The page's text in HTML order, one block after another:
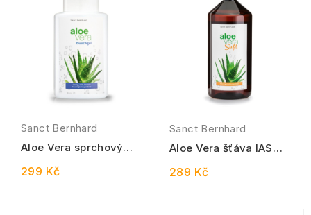
Sanct Bernhard
Aloe Vera sprchový
299 Kč
Sanct Bernhard
Aloe Vera šťáva IASC 1
289 Kč